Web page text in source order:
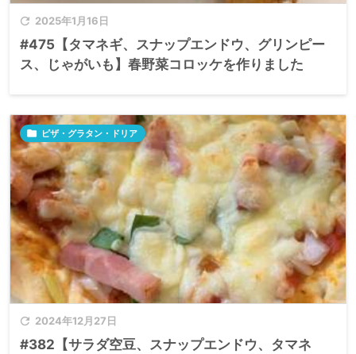
 2025年1月16日
#475【タマネギ、スナップエンドウ、グリンピー
ス、じゃがいも】春野菜コロッケを作りました
 2024年12月27日
 ピザ・グラタン・ドリア
#382【サラダ空豆、スナップエンドウ、タマネ